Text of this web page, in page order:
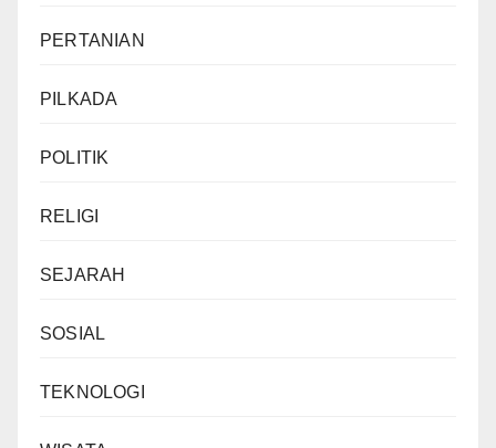
PERTANIAN
PILKADA
POLITIK
RELIGI
SEJARAH
SOSIAL
TEKNOLOGI